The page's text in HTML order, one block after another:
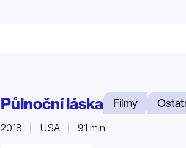
Půlnoční láska Filmy
2018 | USA | 91 min